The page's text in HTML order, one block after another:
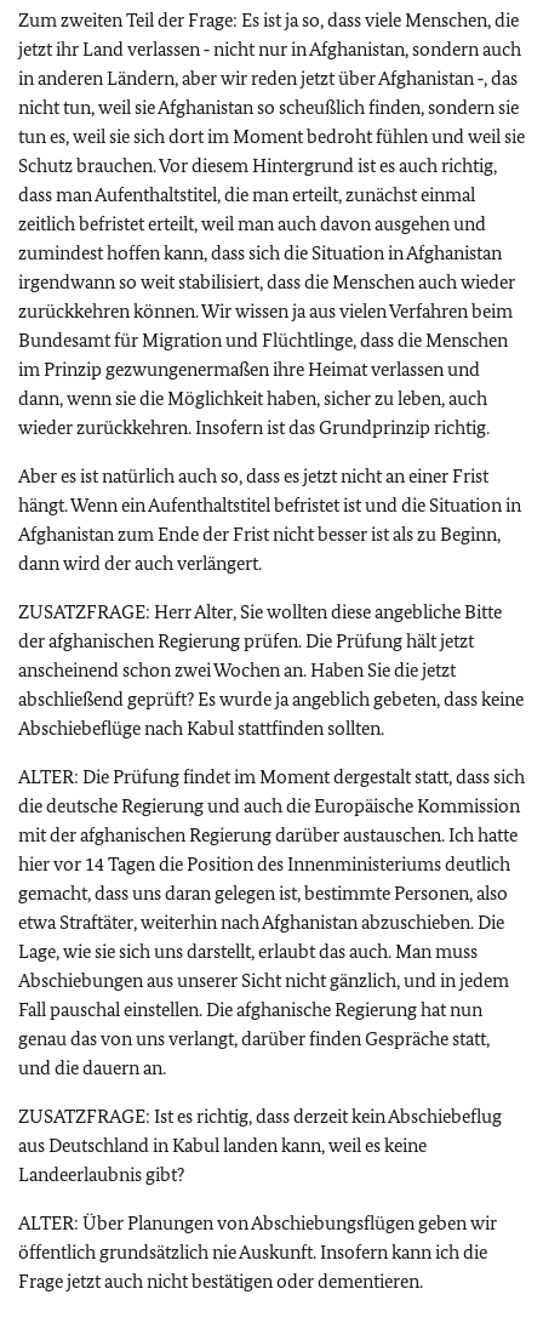
Zum zweiten Teil der Frage: Es ist ja so, dass viele Menschen, die
jetzt ihr Land verlassen ‑ nicht nur in Afghanistan, sondern auch
in anderen Ländern, aber wir reden jetzt über Afghanistan ‑, das
nicht tun, weil sie Afghanistan so scheußlich finden, sondern sie
tun es, weil sie sich dort im Moment bedroht fühlen und weil sie
Schutz brauchen. Vor diesem Hintergrund ist es auch richtig,
dass man Aufenthaltstitel, die man erteilt, zunächst einmal
zeitlich befristet erteilt, weil man auch davon ausgehen und
zumindest hoffen kann, dass sich die Situation in Afghanistan
irgendwann so weit stabilisiert, dass die Menschen auch wieder
zurückkehren können. Wir wissen ja aus vielen Verfahren beim
Bundesamt für Migration und Flüchtlinge, dass die Menschen
im Prinzip gezwungenermaßen ihre Heimat verlassen und
dann, wenn sie die Möglichkeit haben, sicher zu leben, auch
wieder zurückkehren. Insofern ist das Grundprinzip richtig.
Aber es ist natürlich auch so, dass es jetzt nicht an einer Frist
hängt. Wenn ein Aufenthaltstitel befristet ist und die Situation in
Afghanistan zum Ende der Frist nicht besser ist als zu Beginn,
dann wird der auch verlängert.
ZUSATZFRAGE: Herr Alter, Sie wollten diese angebliche Bitte
der afghanischen Regierung prüfen. Die Prüfung hält jetzt
anscheinend schon zwei Wochen an. Haben Sie die jetzt
abschließend geprüft? Es wurde ja angeblich gebeten, dass keine
Abschiebeflüge nach Kabul stattfinden sollten.
ALTER: Die Prüfung findet im Moment dergestalt statt, dass sich
die deutsche Regierung und auch die Europäische Kommission
mit der afghanischen Regierung darüber austauschen. Ich hatte
hier vor 14 Tagen die Position des Innenministeriums deutlich
gemacht, dass uns daran gelegen ist, bestimmte Personen, also
etwa Straftäter, weiterhin nach Afghanistan abzuschieben. Die
Lage, wie sie sich uns darstellt, erlaubt das auch. Man muss
Abschiebungen aus unserer Sicht nicht gänzlich, und in jedem
Fall pauschal einstellen. Die afghanische Regierung hat nun
genau das von uns verlangt, darüber finden Gespräche statt,
und die dauern an.
ZUSATZFRAGE: Ist es richtig, dass derzeit kein Abschiebeflug
aus Deutschland in Kabul landen kann, weil es keine
Landeerlaubnis gibt?
ALTER: Über Planungen von Abschiebungsflügen geben wir
öffentlich grundsätzlich nie Auskunft. Insofern kann ich die
Frage jetzt auch nicht bestätigen oder dementieren.